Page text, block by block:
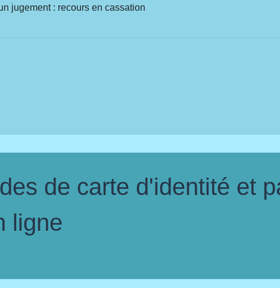
jugement : recours en cassation
de carte d'identité et
ligne